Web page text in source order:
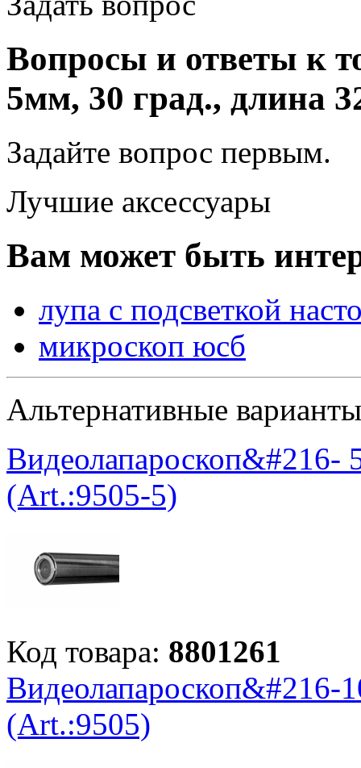
Вопросы и ответы к
5мм, 30 град., длина
Задайте вопрос первым.
Лучшие аксессуары
Вам может быть
лупа с подсветкой
микроскоп юсб
Альтернативные варианты
Видеолапароскоп&#216-
(Art.:9505-5)
Код товара: 8801261
Видеолапароскоп&#216-
(Art.:9505)